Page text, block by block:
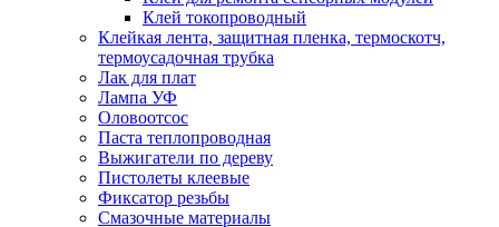
Клей токопроводный
Клейкая лента, защитная пленка, термоскотч,
термоусадочная трубка
Лак для плат
Лампа УФ
Оловоотсос
Паста теплопроводная
Выжигатели по дереву
Пистолеты клеевые
Фиксатор резьбы
Смазочные материалы